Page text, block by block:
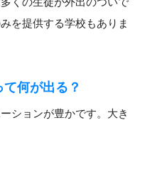
を提供する学校もありま
何が出る？
ションが豊かです。大き